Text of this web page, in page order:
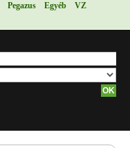
Pegazus Egyéb
VZ